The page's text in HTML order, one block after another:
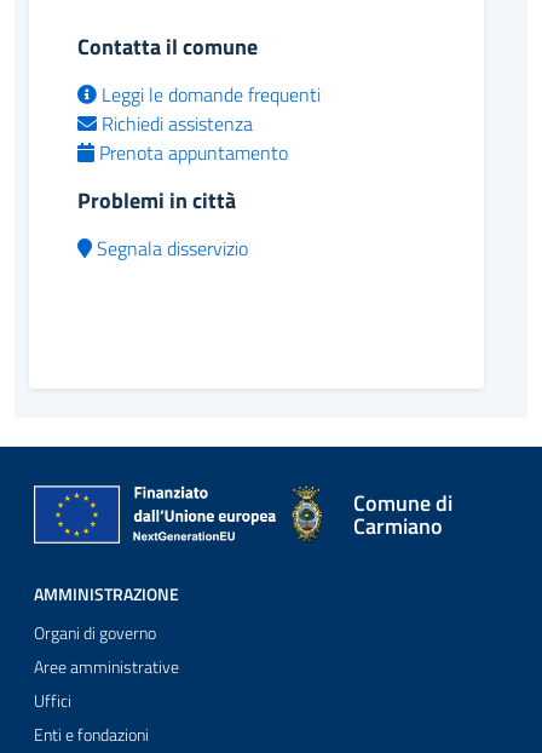
Contatta il comune
Leggi le domande frequenti
Richiedi assistenza
Prenota appuntamento
Problemi in città
Segnala disservizio
Comune di
Carmiano
AMMINISTRAZIONE
Organi di governo
Aree amministrative
Uffici
Enti e fondazioni